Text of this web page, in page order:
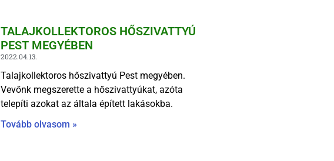
TALAJKOLLEKTOROS HŐSZIVATTYÚ
PEST MEGYÉBEN
2022.04.13.
Talajkollektoros hőszivattyú Pest megyében.
Vevőnk megszerette a hőszivattyúkat, azóta
telepíti azokat az általa épített lakásokba.
Tovább olvasom »